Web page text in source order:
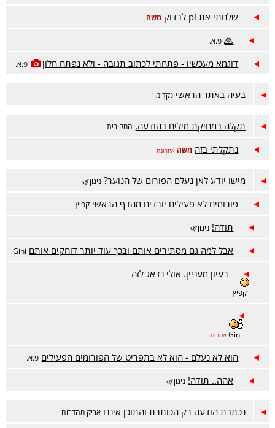
שלחתי את pi לבדוק משה
🙏 פ.א.
דוגמא מעכשיו - פתחתי לכתוב תגובה - ולא נפתח חלון פ.א.
בעיה באתר הראשי נקדימון
תקלה במחיקת מילים בהודעה. המקורית
נתקלתי בזה משה אחרונה
מישו יודע לאן נעלם הפורום של הנוער? ניגון🌿
פורומים לא פעילים יורדים מהדף הראשי קפיץ
תודה! ניגון🌿
אבל למה גם מסתירים אותם ובכך עוד יותר דוחקים אותם Gini
רעיון מעניין. אולי נדאג לזה
קפיץ
Gini אחרונה
הוא לא נעלם - הוא לא בתפריט של הפורומים הפעילים פ.א.
אהה.. תודה! ניגון🌿
נכתבת הודעה רק הכותרת והתוכן איננו אריק מהדרום